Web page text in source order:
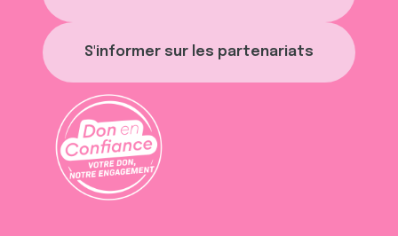
S'informer sur les partenariats